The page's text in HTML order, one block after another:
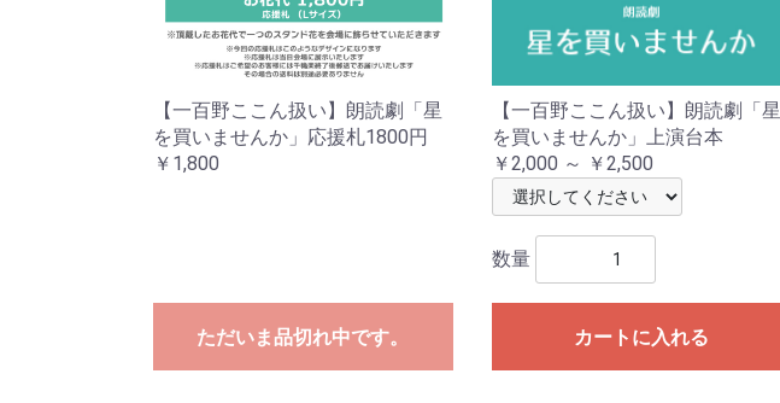
【一百野ここん扱い】朗読劇「星
を買いませんか」応援札1800円
￥1,800
ただいま品切れ中です。
【一百野ここん扱い】朗読劇「星
を買いませんか」上演台本
￥2,000 ～ ￥2,500
数量
カートに入れる